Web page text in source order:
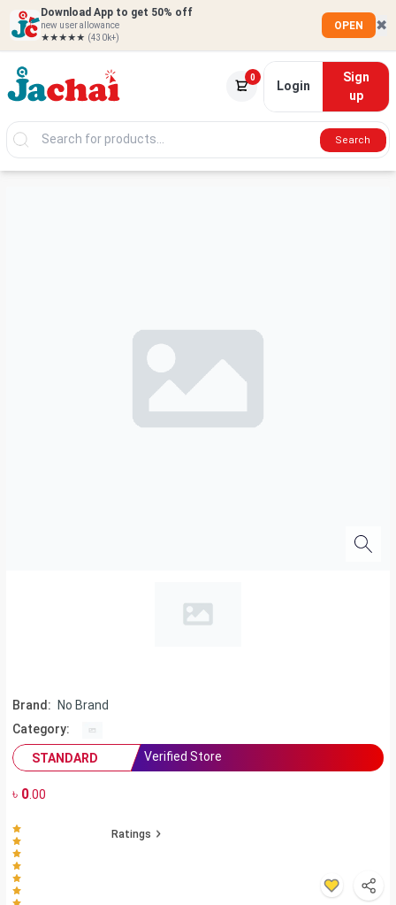
Download App to get 50% off
new user allowance
★★★★★ (430k+)
OPEN ✖
0
Login
Sign
up
Search
Brand:
No Brand
Category:
STANDARD
Verified Store
৳ 0.00
Ratings